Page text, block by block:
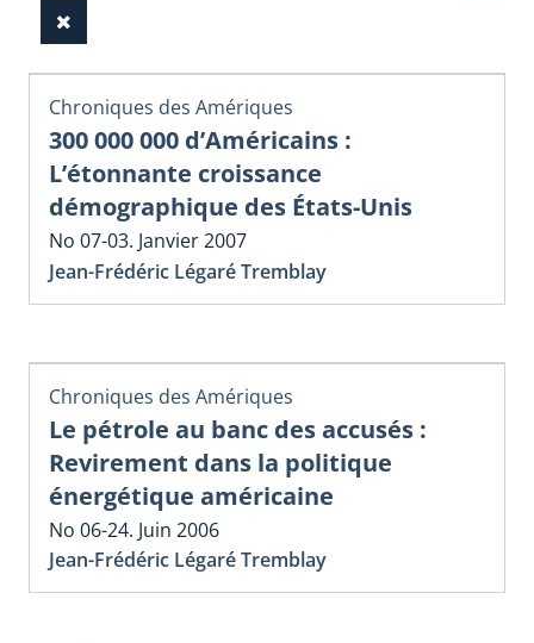
Chroniques des Amériques
300 000 000 d’Américains :
L’étonnante croissance
démographique des États-Unis
No 07-03. Janvier 2007
Jean-Frédéric Légaré Tremblay
Chroniques des Amériques
Le pétrole au banc des accusés :
Revirement dans la politique
énergétique américaine
No 06-24. Juin 2006
Jean-Frédéric Légaré Tremblay